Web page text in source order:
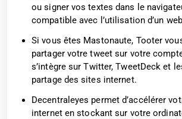
ou signer vos textes dans le
compatible avec l’utilisation d’un
Si vous êtes Mastonaute, Tooter
partager votre tweet sur votre
s’intègre sur Twitter, TweetDeck et
partage des sites internet.
Decentraleyes permet d’accélérer
internet en stockant sur votre